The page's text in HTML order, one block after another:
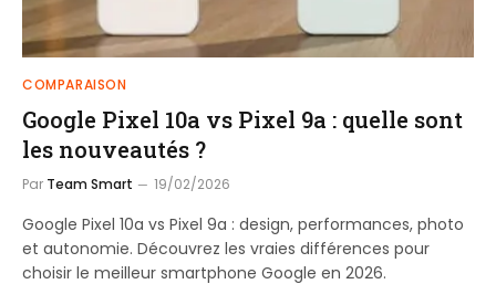
COMPARAISON
Google Pixel 10a vs Pixel 9a : quelle sont
les nouveautés ?
Par Team Smart 19/02/2026
Google Pixel 10a vs Pixel 9a : design, performances, photo
et autonomie. Découvrez les vraies différences pour
choisir le meilleur smartphone Google en 2026.